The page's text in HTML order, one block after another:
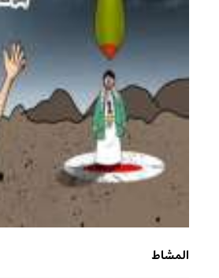
المشاط